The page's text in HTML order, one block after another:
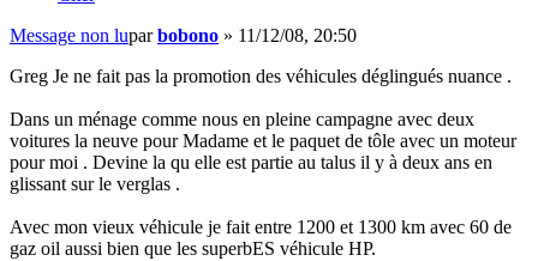
Message non luparbobono » 11/12/08, 20:50
Greg Je ne fait pas la promotion des véhicules déglingués nuance .
Dans un ménage comme nous en pleine campagne avec deux
voitures la neuve pour Madame et le paquet de tôle avec un moteur
pour moi . Devine la qu elle est partie au talus il y à deux ans en
glissant sur le verglas .
Avec mon vieux véhicule je fait entre 1200 et 1300 km avec 60 de
gaz oil aussi bien que les superbES véhicule HP.